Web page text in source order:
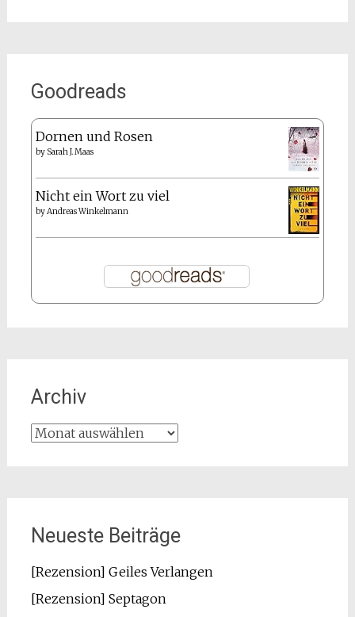
Goodreads
Dornen und Rosen
by Sarah J. Maas
Nicht ein Wort zu viel
byAndreas Winkelmann
Archiv
Archiv
Neueste Beiträge
[Rezension] Geiles Verlangen
[Rezension] Septagon